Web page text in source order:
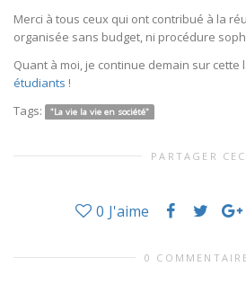
Merci à tous ceux qui ont contribué à la
organisée sans budget, ni procédure
Quant à moi, je continue demain sur cette
étudiants !
Tags:
"La vie la vie en société"
PARTAGER
0 J'aime
0